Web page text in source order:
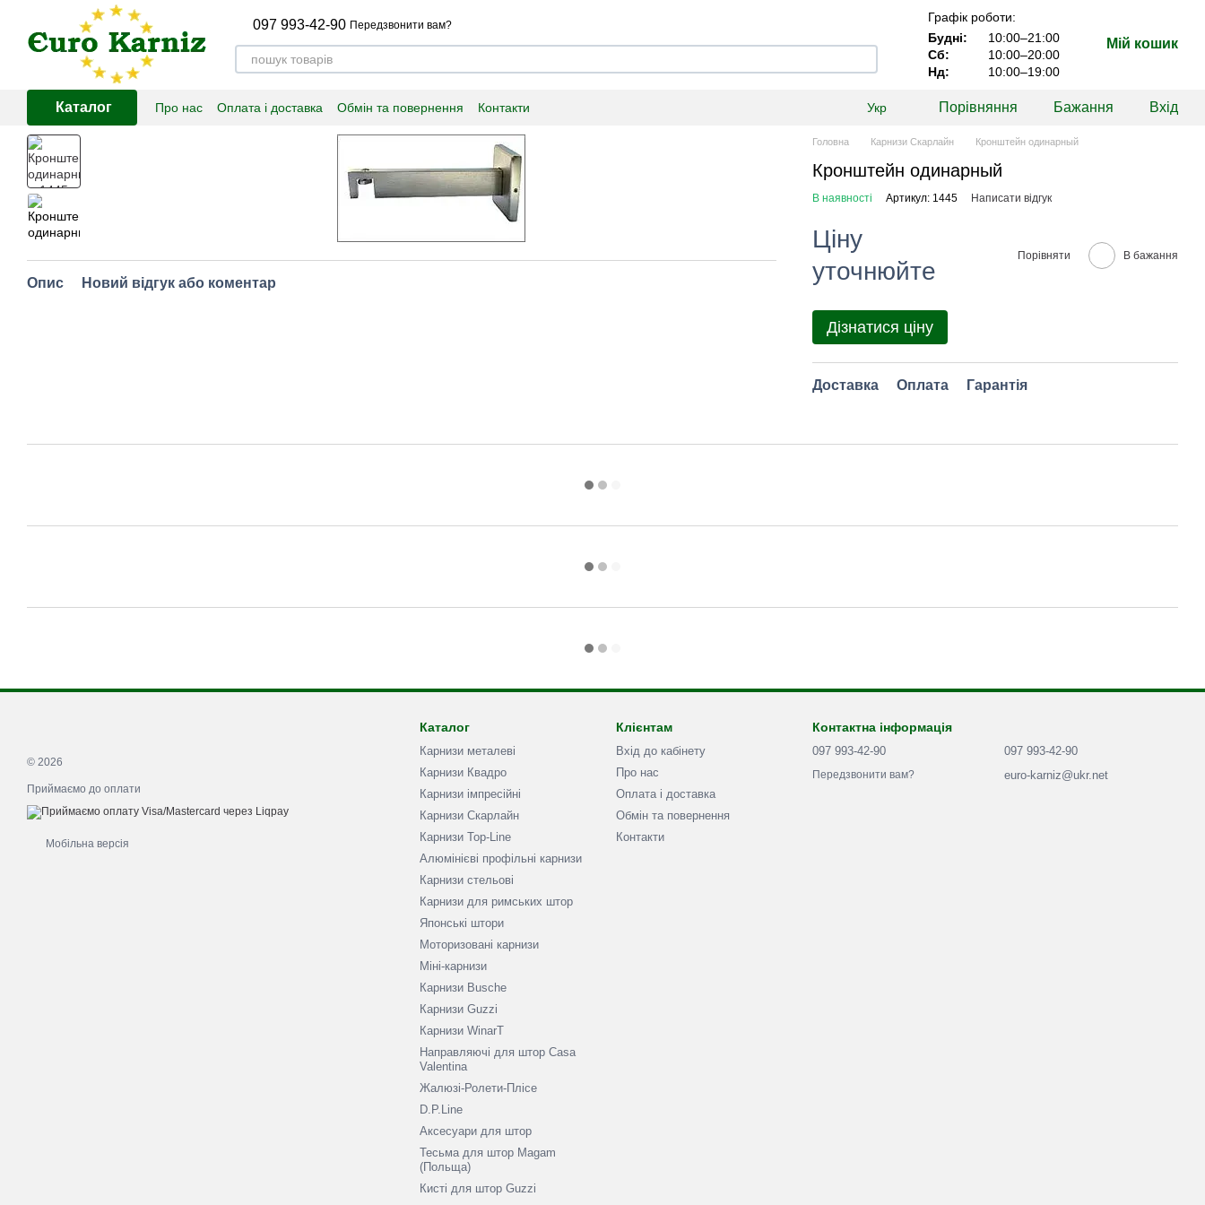
Перейти до основного контенту
097 993-42-90 Передзвонити вам?
Графік роботи:
Будні:
10:00–21:00
Сб:
10:00–20:00
Нд:
10:00–19:00
Мій кошик
Каталог Про нас Оплата і доставка Обмін та повернення Контакти Укр Порівняння Бажання Вхід
Опис Новий відгук або коментар
Головна Карнизи Скарлайн Кронштейн одинарный
Кронштейн одинарный
В наявності Артикул: 1445 Написати відгук
Ціну
уточнюйте
Порівняти В бажання
Дізнатися ціну
Доставка Оплата Гарантія
© 2026
Приймаємо до оплати
Мобільна версія
Каталог
Карнизи металеві
Карнизи Квадро
Карнизи імпресійні
Карнизи Скарлайн
Карнизи Top-Line
Алюмінієві профільні карнизи
Карнизи стельові
Карнизи для римських штор
Японські штори
Моторизовані карнизи
Міні-карнизи
Карнизи Busche
Карнизи Guzzi
Карнизи WinarT
Направляючі для штор Casa
Valentina
Жалюзі-Ролети-Плісе
D.P.Line
Аксесуари для штор
Тесьма для штор Magam
(Польща)
Кисті для штор Guzzi
Клієнтам
Вхід до кабінету
Про нас
Оплата і доставка
Обмін та повернення
Контакти
Контактна інформація
097 993-42-90
Передзвонити вам?
097 993-42-90
euro-karniz@ukr.net